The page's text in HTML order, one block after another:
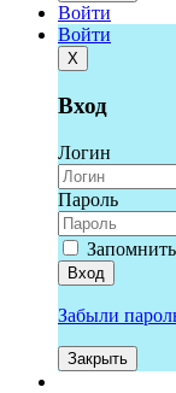
Войти
Войти
Х
Вход
Логин
Пароль
Вход
Забыли
Закрыть